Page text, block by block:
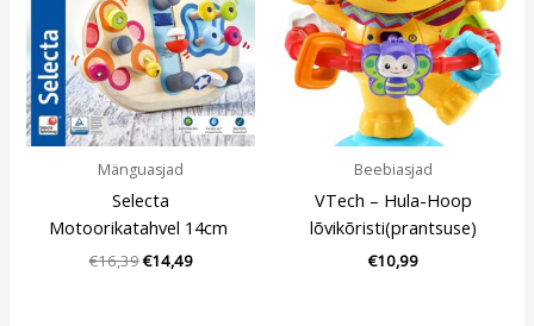
Mänguasjad
Selecta
Motoorikatahvel 14cm
€16,39€14,49
Beebiasjad
VTech – Hula-Hoop
lõvikõristi(prantsuse)
€10,99